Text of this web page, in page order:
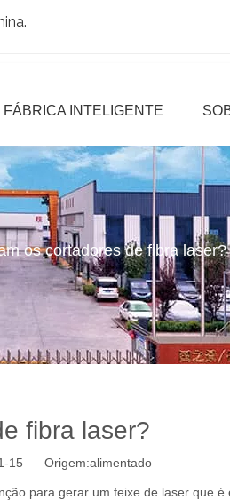
FÁBRICA INTELIGENTE
os cortadores de fibra laser?
fibra laser?
15 Origem:alimentado
para gerar um feixe de laser que é